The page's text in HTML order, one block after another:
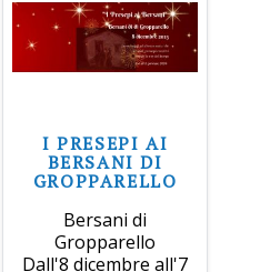
I PRESEPI AI
BERSANI DI
GROPPARELLO
Bersani di
Gropparello
Dall'8 dicembre all'7